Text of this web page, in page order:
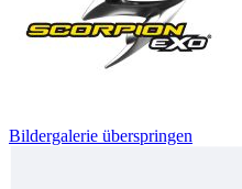
Bildergalerie überspringen